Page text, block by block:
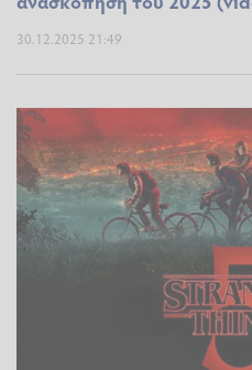
30.12.2025 21:49